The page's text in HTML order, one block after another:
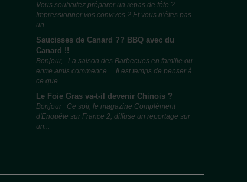
Vous souhaitez préparer un repas de fête ?
Impressionner vos convives ? Et vous n’êtes pas
un...
Saucisses de Canard ?? BBQ avec du
Canard !!
Bonjour, La saison des Barbecues en famille ou
entre amis commence ... Il est temps de penser à
ce que...
Le Foie Gras va-t-il devenir Chinois ?
Bonjour Ce soir, le magazine Complément
d'Enquête sur France 2, diffuse un reportage sur
un...